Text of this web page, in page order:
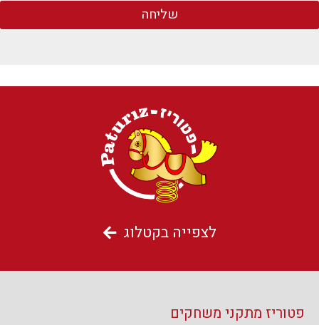
שליחה
לצפייה בקטלוג
פטוריז מתקני משחקים